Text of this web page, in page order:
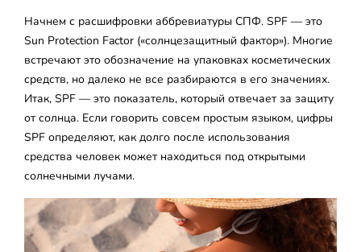
Начнем с расшифровки аббревиатуры СПФ. SPF — это
Sun Protection Factor («солнцезащитный фактор»). Многие
встречают это обозначение на упаковках косметических
средств, но далеко не все разбираются в его значениях.
Итак, SPF — это показатель, который отвечает за защиту
от солнца. Если говорить совсем простым языком, цифры
SPF определяют, как долго после использования
средства человек может находиться под открытыми
солнечными лучами.